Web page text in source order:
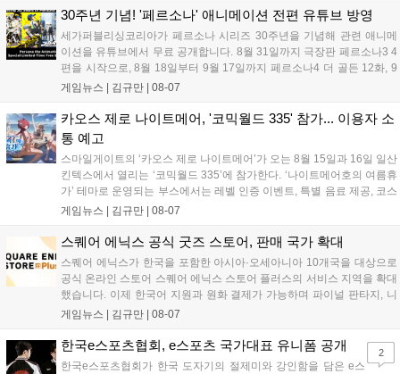
따뜻한 실천에 참여한 모든 임직원에게 감사의 뜻을 전하며 헌혈 문화
30주년 기념! '페르소나' 애니메이션 전편 유튜브 방영
세가퍼블리싱코리아가 페르소나 시리즈 30주년을 기념해 관련 애니메
이션을 유튜브에서 무료 공개합니다. 8월 31일까지 극장판 페르소나3 4
편을 시작으로, 8월 18일부터 9월 17일까지 페르소나4 더 골든 12화, 9
월 15일부터 10월 14일까지 페르소나5 시리즈가 순차 공개됩니다. 또한
영상 및 대형 전광판에 소개될 예정입니다....
게임뉴스 | 김규만 | 08-07
카오스 제로 나이트메어, '코믹월드 335' 참가... 이용자 소
통 예고
스마일게이트의 ‘카오스 제로 나이트메어’가 오는 8월 15일과 16일 일산
킨텍스에서 열리는 ‘코믹월드 335’에 참가한다. ‘나이트메어호의 여름휴
가’ 테마로 운영되는 부스에서는 레벨 인증 이벤트, 특별 음료 제공, 코스
프레 모델 포토존 등 다채로운 행사가 진행된다. 유명 코스어 7인이 캐릭
세한 정보는 공식 커뮤니티에서 확인 가능하다....
게임뉴스 | 김규만 | 08-07
스퀘어 에닉스 공식 굿즈 스토어, 판매 국가 확대
스퀘어 에닉스가 한국을 포함한 아시아·오세아니아 10개국을 대상으로
공식 온라인 스토어 스퀘어 에닉스 스토어 플러스의 서비스 지역을 확대
했습니다. 이제 한국어 지원과 원화 결제가 가능하며 파이널 판타지, 니
어 등 주요 게임의 피규어, 굿즈를 구매할 수 있습니다. 신상품이 순차적
용 가능합니다....
게임뉴스 | 김규만 | 08-07
한국e스포츠협회, e스포츠 국가대표 유니폼 공개
한국e스포츠협회가 한국 도자기의 절제미와 강인함을 담은 e스
2